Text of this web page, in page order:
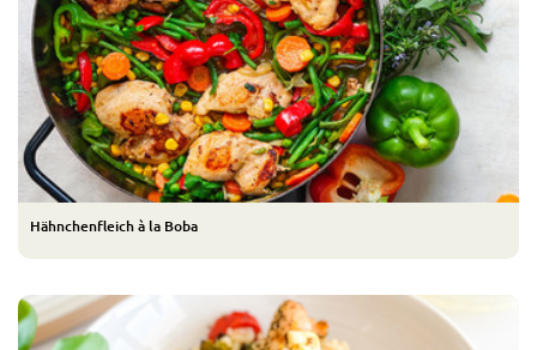
Hähnchenfleich à la Boba